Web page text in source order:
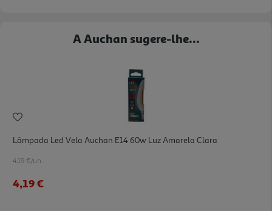
A Auchan sugere-lhe...
Lâmpada Led Vela Auchan E14 60w Luz Amarela Clara
4.19 €/un
4,19 €